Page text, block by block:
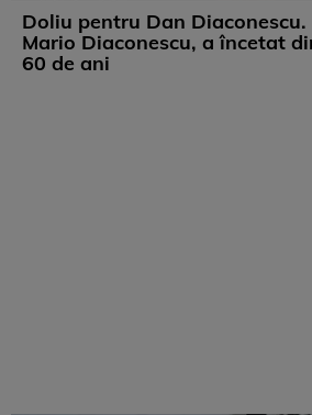
Doliu pentru Dan
Mario Diaconescu, a încetat
60 de ani